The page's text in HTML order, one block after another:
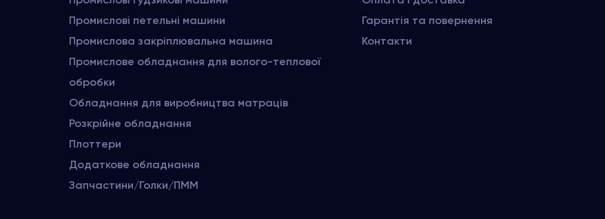
Промислові петельні машини
Промислова закріплювальна машина
Промислове обладнання для волого-теплової
обробки
Обладнання для виробництва матраців
Розкрійне обладнання
Плоттери
Додаткове обладнання
Запчастини/Голки/ПММ
Гарантія та повернення
Контакти